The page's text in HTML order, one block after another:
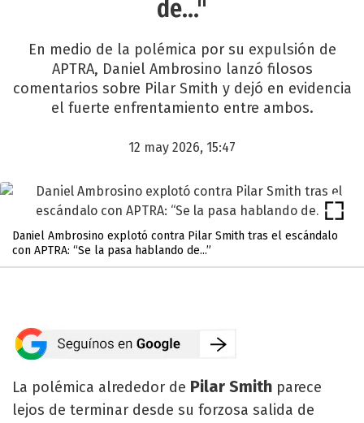
de..."
En medio de la polémica por su expulsión de
APTRA, Daniel Ambrosino lanzó filosos
comentarios sobre Pilar Smith y dejó en evidencia
el fuerte enfrentamiento entre ambos.
12 may 2026, 15:47
Daniel Ambrosino explotó contra Pilar Smith tras el escándalo
con APTRA: “Se la pasa hablando de...”
La polémica alrededor de Pilar Smith parece
lejos de terminar desde su forzosa salida de